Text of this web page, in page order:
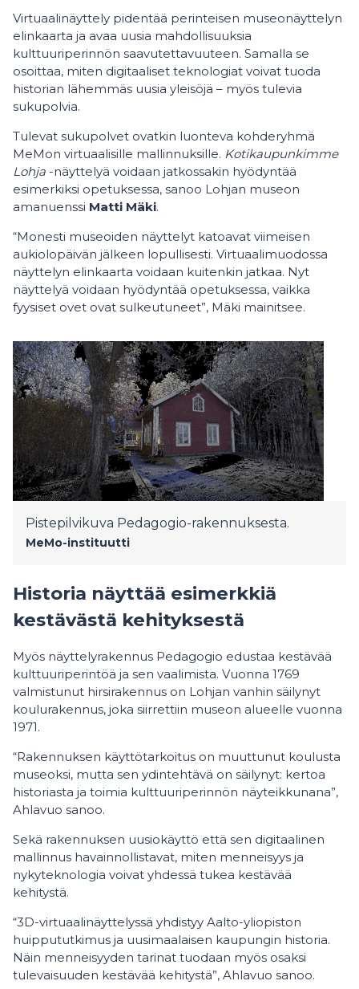
Virtuaalinäyttely pidentää perinteisen museonäyttelyn
elinkaarta ja avaa uusia mahdollisuuksia
kulttuuriperinnön saavutettavuuteen. Samalla se
osoittaa, miten digitaaliset teknologiat voivat tuoda
historian lähemmäs uusia yleisöjä – myös tulevia
sukupolvia.
Tulevat sukupolvet ovatkin luonteva kohderyhmä
MeMon virtuaalisille mallinnuksille. Kotikaupunkimme
Lohja -näyttelyä voidaan jatkossakin hyödyntää
esimerkiksi opetuksessa, sanoo Lohjan museon
amanuenssi Matti Mäki.
“Monesti museoiden näyttelyt katoavat viimeisen
aukiolopäivän jälkeen lopullisesti. Virtuaalimuodossa
näyttelyn elinkaarta voidaan kuitenkin jatkaa. Nyt
näyttelyä voidaan hyödyntää opetuksessa, vaikka
fyysiset ovet ovat sulkeutuneet”, Mäki mainitsee.
Pistepilvikuva Pedagogio-rakennuksesta.
MeMo-instituutti
Historia näyttää esimerkkiä
kestävästä kehityksestä
Myös näyttelyrakennus Pedagogio edustaa kestävää
kulttuuriperintöä ja sen vaalimista. Vuonna 1769
valmistunut hirsirakennus on Lohjan vanhin säilynyt
koulurakennus, joka siirrettiin museon alueelle vuonna
1971.
“Rakennuksen käyttötarkoitus on muuttunut koulusta
museoksi, mutta sen ydintehtävä on säilynyt: kertoa
historiasta ja toimia kulttuuriperinnön näyteikkunana”,
Ahlavuo sanoo.
Sekä rakennuksen uusiokäyttö että sen digitaalinen
mallinnus havainnollistavat, miten menneisyys ja
nykyteknologia voivat yhdessä tukea kestävää
kehitystä.
“3D-virtuaalinäyttelyssä yhdistyy Aalto-yliopiston
huippututkimus ja uusimaalaisen kaupungin historia.
Näin menneisyyden tarinat tuodaan myös osaksi
tulevaisuuden kestävää kehitystä”, Ahlavuo sanoo.